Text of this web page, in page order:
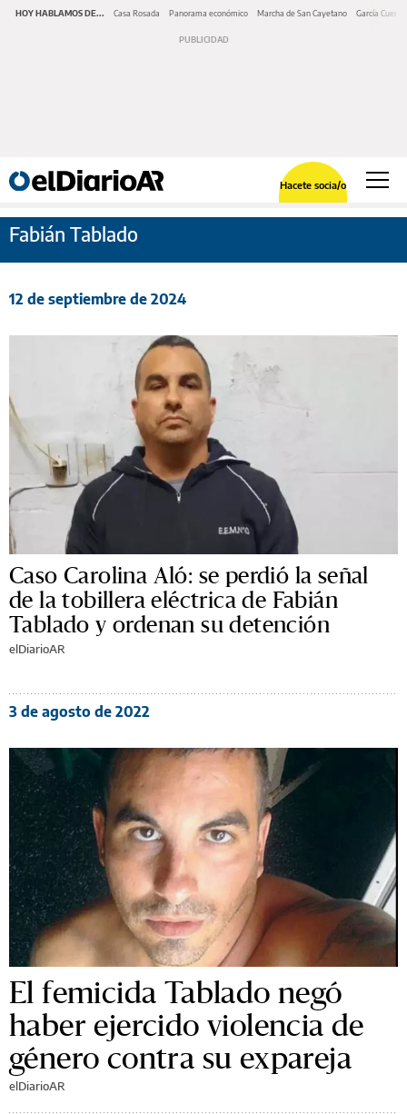
HOY HABLAMOS DE... Casa Rosada Panorama económico Marcha de San Cayetano García Cuerva
Hacete socia/o
Fabián Tablado
12 de septiembre de 2024
Caso Carolina Aló: se perdió la señal
de la tobillera eléctrica de Fabián
Tablado y ordenan su detención
elDiarioAR
3 de agosto de 2022
El femicida Tablado negó
haber ejercido violencia de
género contra su expareja
elDiarioAR